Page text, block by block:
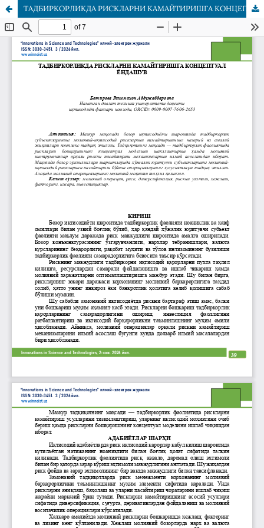
ТАДБИРКОРЛИКДА РИСКЛАРНИ КАМАЙТИРИШГА КОНЦЕПТУАЛ ЁНДАШУВ